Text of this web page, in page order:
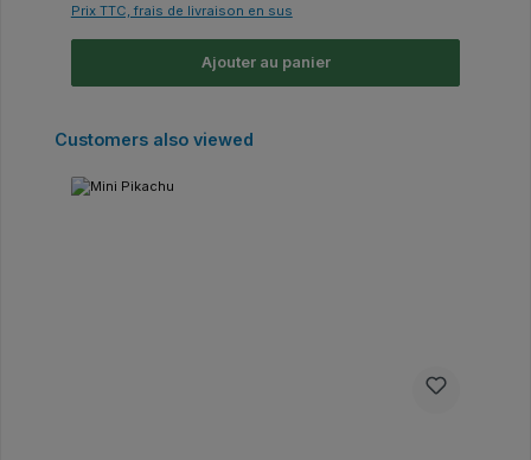
Prix TTC, frais de livraison en sus
Ajouter au panier
Ignorer la galerie de produits
Customers also viewed